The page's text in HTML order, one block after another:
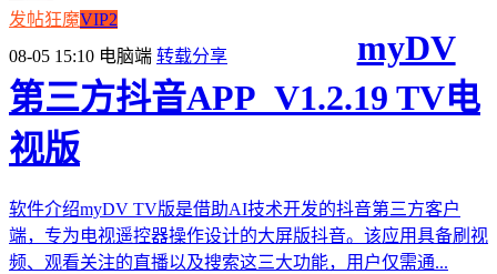
发帖狂魔VIP2
08-05 15:10 电脑端 转载分享
myDV
第三方抖音APP_V1.2.19 TV电
视版
软件介绍myDV TV版是借助AI技术开发的抖音第三方客户
端，专为电视遥控器操作设计的大屏版抖音。该应用具备刷视
频、观看关注的直播以及搜索这三大功能，用户仅需通...